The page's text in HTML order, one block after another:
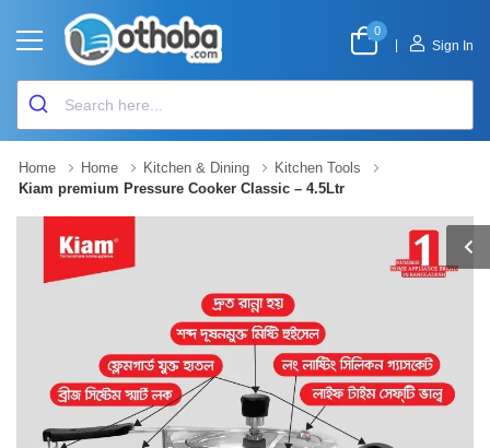
0
Sign In
Home Home Kitchen & Dining
Kitchen Tools
Kiam premium Pressure Cooker Classic – 4.5Ltr